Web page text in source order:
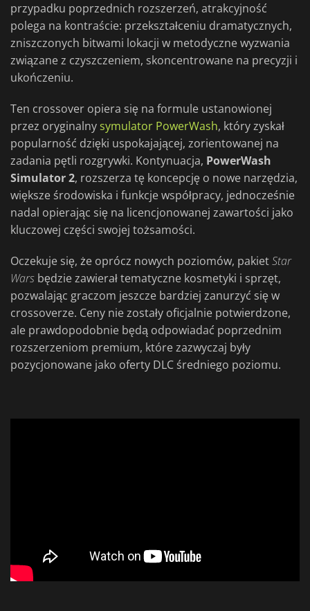
przypadku poprzednich rozszerzeń, atrakcyjność
polega na kontraście: przekształceniu dramatycznych,
zniszczonych bitwami lokacji w metodyczne wyzwania
związane z czyszczeniem, skoncentrowane na precyzji i
ukończeniu.
Ten crossover opiera się na formule ustanowionej
przez oryginalnysymulator PowerWash, który zyskał
popularność dzięki uspokajającej, zorientowanej na
zadania pętli rozgrywki. Kontynuacja, PowerWash
Simulator 2, rozszerza tę koncepcję o nowe narzędzia,
większe środowiska i funkcje współpracy, jednocześnie
nadal opierając się na licencjonowanej zawartości jako
kluczowej części swojej tożsamości.
Oczekuje się, że oprócz nowych poziomów, pakietStar
Wars będzie zawierał tematyczne kosmetyki i sprzęt,
pozwalając graczom jeszcze bardziej zanurzyć się w
crossoverze. Ceny nie zostały oficjalnie potwierdzone,
ale prawdopodobnie będą odpowiadać poprzednim
rozszerzeniom premium, które zazwyczaj były
pozycjonowane jako oferty DLC średniego poziomu.